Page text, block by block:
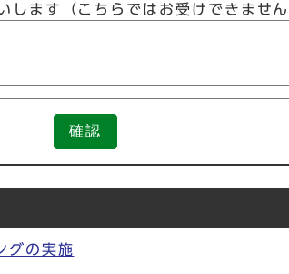
します（こちらではお受けできませ
確認
グの実施